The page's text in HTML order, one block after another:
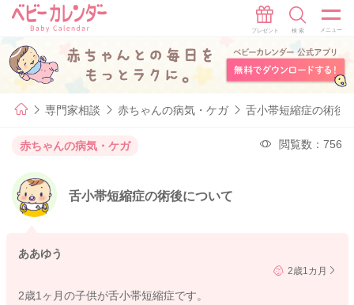
専門家相談 赤ちゃんの病気・ケガ 舌小帯短縮症の術後
赤ちゃんの病気・ケガ 閲覧数：756
舌小帯短縮症の術後について
ああゆう
2歳1カ月
2歳1ヶ月の子供が舌小帯短縮症です。